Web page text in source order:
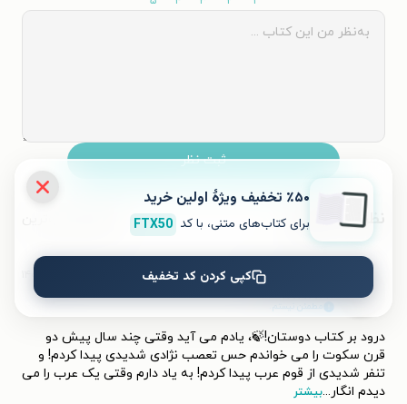
ثبت نظر
نظرات کاربران
س
سپیده دم اندیشه
مطمئن نیستم.
درود بر کتاب دوستان!🍃، یادم می آید وقتی چند سال پیش دو
قرن سکوت را می خواندم حس تعصب نژادی شدیدی پیدا کردم! و
تنفر شدیدی از قوم عرب پیدا کردم! به یاد دارم وقتی یک عرب را می
دیدم انگار...بیشتر
٪۵۰ تخفیف ویژۀ اولین خرید
برای کتاب‌های متنی، با کد FTX50
کپی کردن کد تخفیف